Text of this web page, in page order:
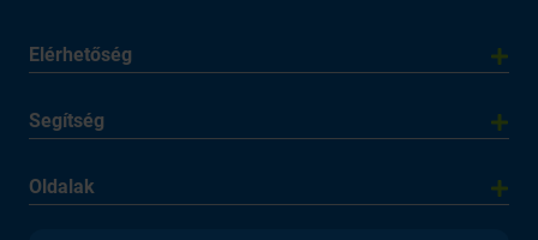
Elérhetőség
Segítség
Oldalak